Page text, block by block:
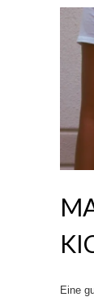
Eine